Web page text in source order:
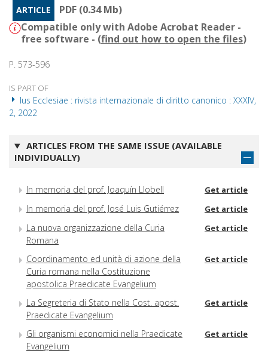
ARTICLE
PDF (0.34 Mb)
Compatible only with Adobe Acrobat Reader -
free software - (find out how to open the files)
P. 573-596
IS PART OF
Ius Ecclesiae : rivista internazionale di diritto canonico : XXXIV,
2, 2022
ARTICLES FROM THE SAME ISSUE (AVAILABLE
INDIVIDUALLY)
In memoria del prof. Joaquín Llobell Get article
In memoria del prof. José Luis Gutiérrez Get article
La nuova organizzazione della Curia
Romana
Get article
Coordinamento ed unità di azione della
Curia romana nella Costituzione
apostolica Praedicate Evangelium
Get article
La Segreteria di Stato nella Cost. apost.
Praedicate Evangelium
Get article
Gli organismi economici nella Praedicate
Evangelium
Get article